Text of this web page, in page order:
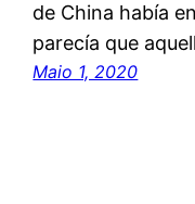
de China había
parecía que
Maio 1, 2020